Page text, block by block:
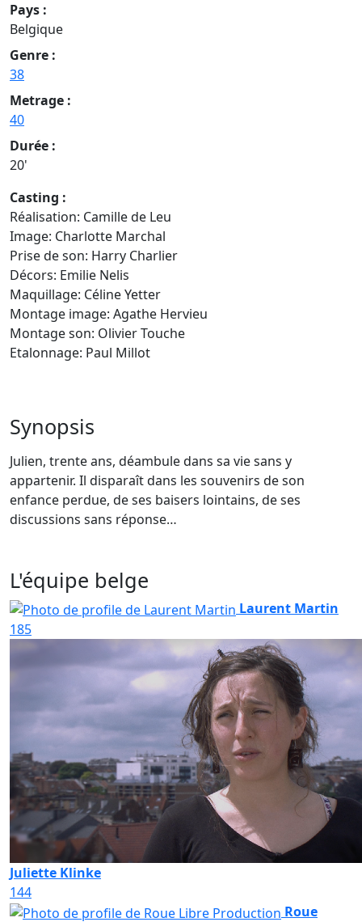
Pays :
Belgique
Genre :
38
Metrage :
40
Durée :
20'
Casting :
Réalisation: Camille de Leu
Image: Charlotte Marchal
Prise de son: Harry Charlier
Décors: Emilie Nelis
Maquillage: Céline Yetter
Montage image: Agathe Hervieu
Montage son: Olivier Touche
Etalonnage: Paul Millot
Synopsis
Julien, trente ans, déambule dans sa vie sans y
appartenir. Il disparaît dans les souvenirs de son
enfance perdue, de ses baisers lointains, de ses
discussions sans réponse…
L'équipe belge
Laurent Martin
185
Juliette Klinke
144
Roue